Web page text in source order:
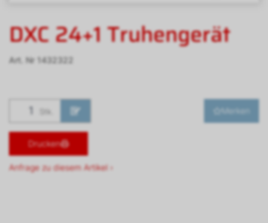
DXC 24+1 Truhengerät
Art. Nr 1432322
Stk. Merken
Drucken
Anfrage zu diesem Artikel ›